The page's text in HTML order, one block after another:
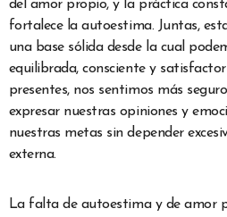
del amor propio, y la práctica
fortalece la autoestima. Juntas,
una base sólida desde la cual
equilibrada, consciente y
presentes, nos sentimos más
expresar nuestras opiniones y
nuestras metas sin depender
externa.
La falta de autoestima y de amor